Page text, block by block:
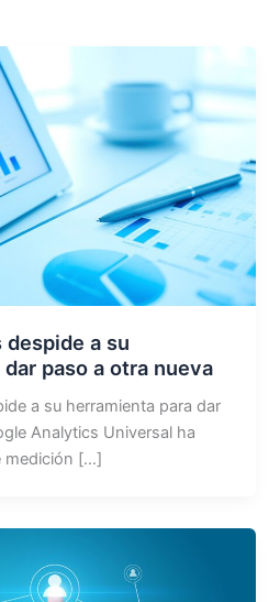
a su
paso a otra nueva
a su herramienta para dar
Analytics Universal ha
medición […]